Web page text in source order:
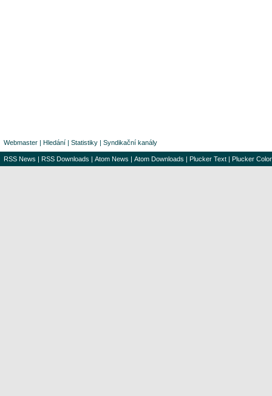
Webmaster | Hledání | Statistiky | Syndikační kanály
RSS News | RSS Downloads | Atom News | Atom Downloads | Plucker Text | Plucker Color